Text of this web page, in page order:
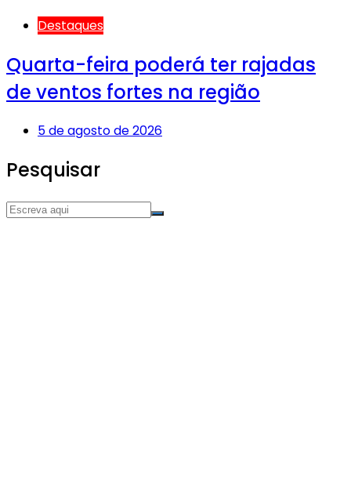
Destaques
Quarta-feira poderá ter rajadas
de ventos fortes na região
5 de agosto de 2026
Pesquisar